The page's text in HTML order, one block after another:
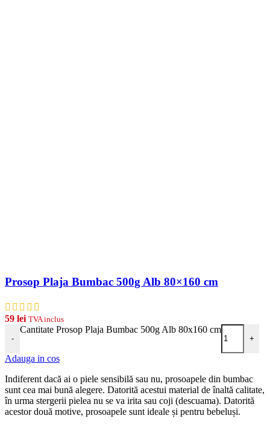
Prosop Plaja Bumbac 500g Alb 80×160 cm
59 lei TVA inclus
-
Cantitate Prosop Plaja Bumbac 500g Alb 80x160 cm
+
Adauga in cos
Indiferent dacă ai o piele sensibilă sau nu, prosoapele din bumbac
sunt cea mai bună alegere. Datorită acestui material de înaltă calitate,
în urma stergerii pielea nu se va irita sau coji (descuama). Datorită
acestor două motive, prosoapele sunt ideale și pentru bebeluși.